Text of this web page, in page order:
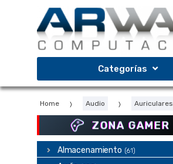
navegación
contenido
Categorías
Home Audio Auriculares
ZONA GAMER
Almacenamiento (61)